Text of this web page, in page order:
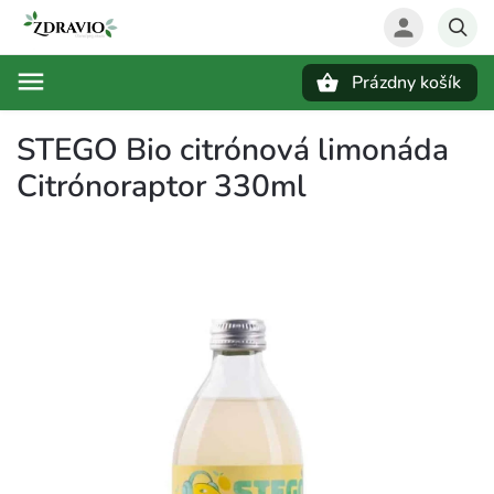
Prázdny košík
STEGO Bio citrónová limonáda
Citrónoraptor 330ml